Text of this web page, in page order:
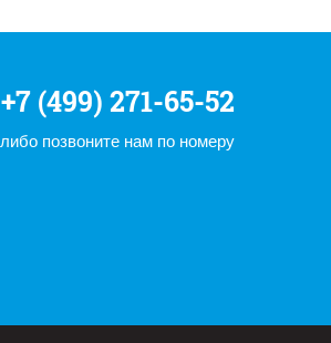
+7 (499) 271-65-52
либо позвоните нам по номеру